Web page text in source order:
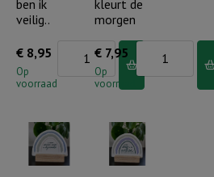
ben ik
veilig..
€ 8,95
Op
voorraad
-
In
kleurt de
morgen
€ 7,95
Op
voorraad
Boogje
voor
jou
Zijn
trouw